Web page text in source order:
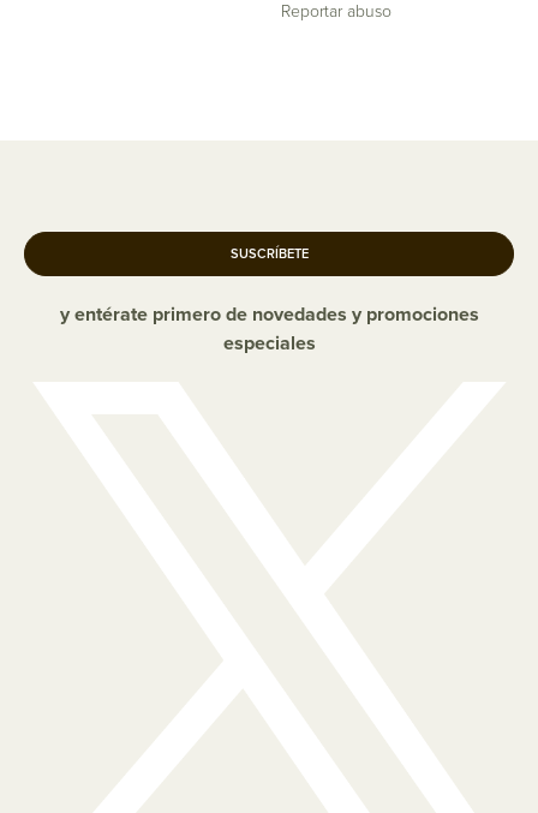
Reportar abuso
SUSCRÍBETE
y entérate primero de novedades y promociones
especiales